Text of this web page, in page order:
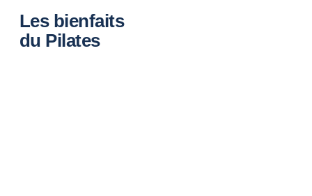
Les bienfaits
du Pilates